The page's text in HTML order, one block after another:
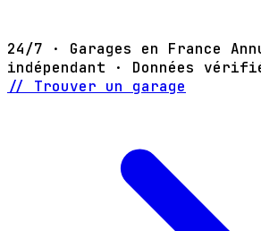
24/7 · Garages en France
indépendant · Données
// Trouver un garage